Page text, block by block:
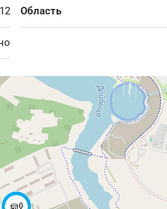
Область